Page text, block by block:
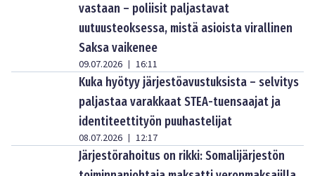
vastaan – poliisit paljastavat
uutuusteoksessa, mistä asioista virallinen
Saksa vaikenee
09.07.2026 | 16:11
Kuka hyötyy järjestöavustuksista – selvitys
paljastaa varakkaat STEA-tuensaajat ja
identiteettityön puuhastelijat
08.07.2026 | 12:17
Järjestörahoitus on rikki: Somalijärjestön